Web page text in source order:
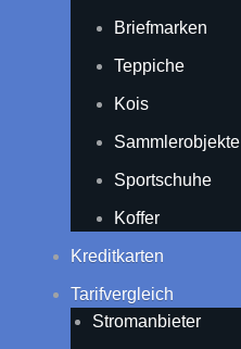
Briefmarken
Teppiche
Kois
Sammlerobjekte
Sportschuhe
Koffer
Kreditkarten
Tarifvergleich
Stromanbieter